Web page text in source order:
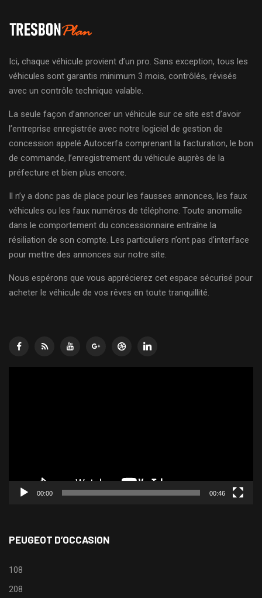
Ici, chaque véhicule provient d’un pro. Sans exception, tous les
véhicules sont garantis minimum 3 mois, contrôlés, révisés
avec un contrôle technique valable.
La seule façon d’annoncer un véhicule sur ce site est d’avoir
l’entreprise enregistrée avec notre logiciel de gestion de
concession appelé Autocerfa comprenant la facturation, le bon
de commande, l’enregistrement du véhicule auprès de la
préfecture et bien plus encore.
Il n’y a donc pas de place pour les fausses annonces, les faux
véhicules ou les faux numéros de téléphone. Toute anomalie
dans le comportement du concessionnaire entraîne la
résiliation de son compte. Les particuliers n’ont pas d’interface
pour mettre des annonces sur notre site.
Nous espérons que vous apprécierez cet espace sécurisé pour
acheter le véhicule de vos rêves en toute tranquillité.
00:00 00:46
PEUGEOT D’OCCASION
108
208